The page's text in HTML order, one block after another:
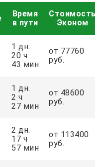
Время
в пути
Стоимость
Эконом
1 дн.
20 ч
43 мин
от 77760
руб.
1 дн.
2 ч
27 мин
от 48600
руб.
2 дн.
17 ч
57 мин
от 113400
руб.